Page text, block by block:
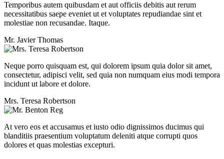
Temporibus autem quibusdam et aut officiis debitis aut rerum
necessitatibus saepe eveniet ut et voluptates repudiandae sint et
molestiae non recusandae. Itaque.
Mr. Javier Thomas
Neque porro quisquam est, qui dolorem ipsum quia dolor sit amet,
consectetur, adipisci velit, sed quia non numquam eius modi tempora
incidunt ut labore et dolore.
Mrs. Teresa Robertson
At vero eos et accusamus et iusto odio dignissimos ducimus qui
blanditiis praesentium voluptatum deleniti atque corrupti quos
dolores et quas molestias excepturi.